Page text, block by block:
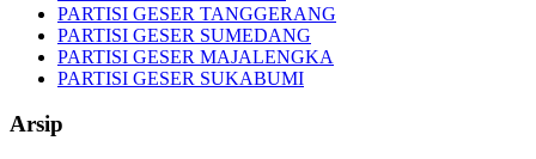
PARTISI GESER TANGGERANG
PARTISI GESER SUMEDANG
PARTISI GESER MAJALENGKA
PARTISI GESER SUKABUMI
Arsip